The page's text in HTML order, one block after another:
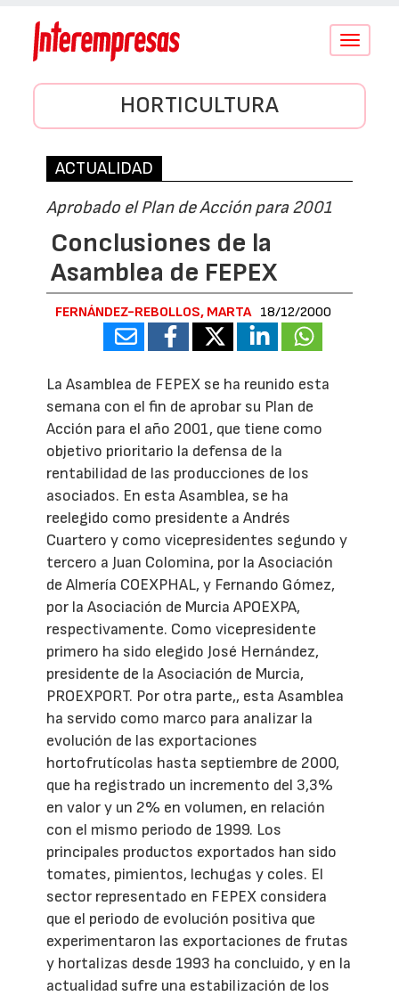
Conmutar
HORTICULTURA
ACTUALIDAD
Aprobado el Plan de Acción para 2001
Conclusiones de la
Asamblea de FEPEX
FERNÁNDEZ-REBOLLOS, MARTA 18/12/2000
La Asamblea de FEPEX se ha reunido esta
semana con el fin de aprobar su Plan de
Acción para el año 2001, que tiene como
objetivo prioritario la defensa de la
rentabilidad de las producciones de los
asociados. En esta Asamblea, se ha
reelegido como presidente a Andrés
Cuartero y como vicepresidentes segundo y
tercero a Juan Colomina, por la Asociación
de Almería COEXPHAL, y Fernando Gómez,
por la Asociación de Murcia APOEXPA,
respectivamente. Como vicepresidente
primero ha sido elegido José Hernández,
presidente de la Asociación de Murcia,
PROEXPORT. Por otra parte,, esta Asamblea
ha servido como marco para analizar la
evolución de las exportaciones
hortofrutícolas hasta septiembre de 2000,
que ha registrado un incremento del 3,3%
en valor y un 2% en volumen, en relación
con el mismo periodo de 1999. Los
principales productos exportados han sido
tomates, pimientos, lechugas y coles. El
sector representado en FEPEX considera
que el periodo de evolución positiva que
experimentaron las exportaciones de frutas
y hortalizas desde 1993 ha concluido, y en la
actualidad sufre una estabilización de los